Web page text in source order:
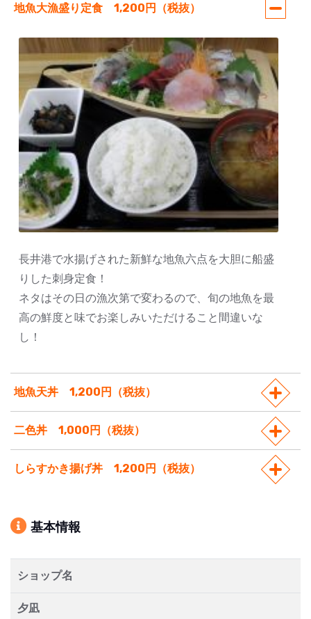
地魚大漁盛り定食 1,200円（税抜）
長井港で水揚げされた新鮮な地魚六点を大胆に船盛
りした刺身定食！
ネタはその日の漁次第で変わるので、旬の地魚を最
高の鮮度と味でお楽しみいただけること間違いな
し！
地魚天丼 1,200円（税抜）
二色丼 1,000円（税抜）
しらすかき揚げ丼 1,200円（税抜）
基本情報
ショップ名
夕凪